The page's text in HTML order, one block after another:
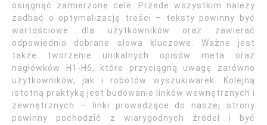
osiągnąć zamierzone cele. Przede wszystkim należy
zadbać o optymalizację treści – teksty powinny być
wartościowe dla użytkowników oraz zawierać
odpowiednio dobrane słowa kluczowe. Ważne jest
także tworzenie unikalnych opisów meta oraz
nagłówków H1-H6, które przyciągną uwagę zarówno
użytkowników, jak i robotów wyszukiwarek. Kolejną
istotną praktyką jest budowanie linków wewnętrznych i
zewnętrznych – linki prowadzące do naszej strony
powinny pochodzić z wiarygodnych źródeł i być